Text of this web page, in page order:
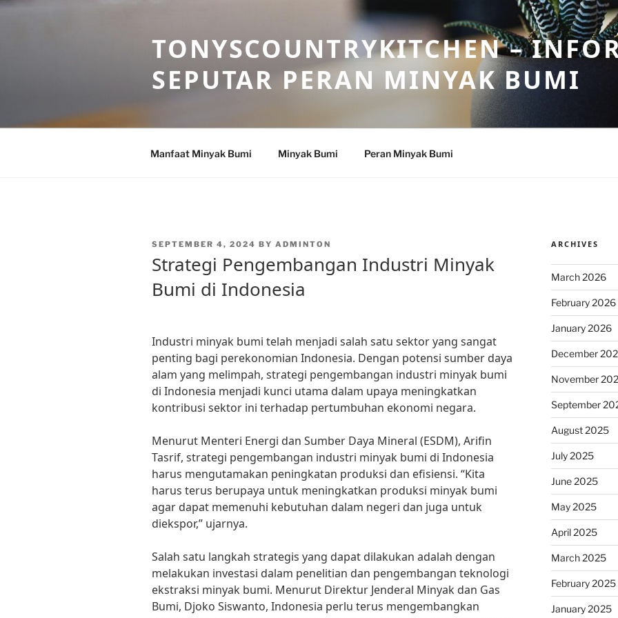
Skip
TONYSCOUNTRYKITCHEN –
SEPUTAR PERAN MINYAK BUMI
Manfaat Minyak Bumi Minyak Bumi Peran Minyak Bumi
POSTED
SEPTEMBER 4, 2024 BY ADMINTON
Strategi Pengembangan Industri Minyak
Bumi di Indonesia
Industri minyak bumi telah menjadi salah satu sektor yang sangat
penting bagi perekonomian Indonesia. Dengan potensi sumber daya
alam yang melimpah, strategi pengembangan industri minyak bumi
di Indonesia menjadi kunci utama dalam upaya meningkatkan
kontribusi sektor ini terhadap pertumbuhan ekonomi negara.
Menurut Menteri Energi dan Sumber Daya Mineral (ESDM), Arifin
Tasrif, strategi pengembangan industri minyak bumi di Indonesia
harus mengutamakan peningkatan produksi dan efisiensi. “Kita
harus terus berupaya untuk meningkatkan produksi minyak bumi
agar dapat memenuhi kebutuhan dalam negeri dan juga untuk
diekspor,” ujarnya.
Salah satu langkah strategis yang dapat dilakukan adalah dengan
melakukan investasi dalam penelitian dan pengembangan teknologi
ekstraksi minyak bumi. Menurut Direktur Jenderal Minyak dan Gas
Bumi, Djoko Siswanto, Indonesia perlu terus mengembangkan
ARCHIVES
March 2026
February 2026
January 2026
December
November
September
August 2025
July 2025
June 2025
May 2025
April 2025
March 2025
February 2025
January 2025